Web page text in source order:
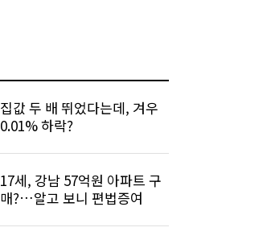
집값 두 배 뛰었다는데, 겨우
0.01% 하락?
17세, 강남 57억원 아파트 구
매?…알고 보니 편법증여